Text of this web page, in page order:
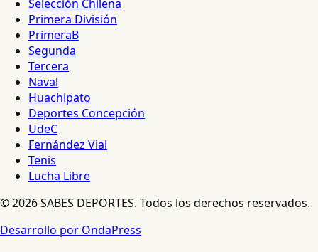
Selección Chilena
Primera División
PrimeraB
Segunda
Tercera
Naval
Huachipato
Deportes Concepción
UdeC
Fernández Vial
Tenis
Lucha Libre
© 2026 SABES DEPORTES. Todos los derechos reservados.
Desarrollo por OndaPress